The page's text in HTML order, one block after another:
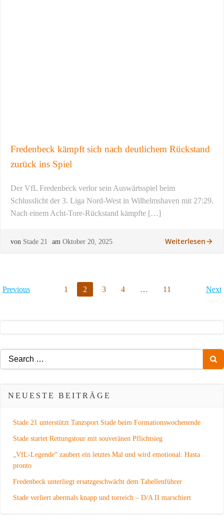
Fredenbeck kämpft sich nach deutlichem Rückstand
zurück ins Spiel
Der VfL Fredenbeck verlor sein Auswärtsspiel beim
Schlusslicht der 3. Liga Nord-West in Wilhelmshaven mit 27:29.
Nach einem Acht-Tore-Rückstand kämpfte […]
von Stade 21 am Oktober 20, 2025 Weiterlesen
POSTS
Previous
POSTS
Page
1 Page
2 Page
3 Page
4 … Page
11 Next
Search
for:
NEUESTE BEITRÄGE
Stade 21 unterstützt Tanzsport Stade beim Formationswochenende
Stade startet Rettungstour mit souveränen Pflichtsieg
„VfL-Legende“ zaubert ein letztes Mal und wird emotional: Hasta
pronto
Fredenbeck unterliegt ersatzgeschwächt dem Tabellenführer
Stade verliert abermals knapp und torreich – D/A II marschiert